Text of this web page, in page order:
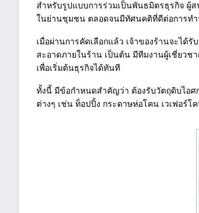
สำหรับรูปแบบการร่วมเป็นพันธมิตรธุรกิจ ผู้
ในย่านชุมชน ตลอดจนมีทัศนคติที่ดีต่อการทำ
เมื่อผ่านการคัดเลือกแล้ว เจ้าของร้านจะได้
สะอาดภายในร้าน เป็นต้น มีทีมงานผู้เชี่ยวช
เพื่อเริ่มต้นธุรกิจได้ทันที
ทั้งนี้ มีข้อกำหนดสำคัญว่า ต้องรับวัตถุดิบไอศ
ต่างๆ เช่น ท็อปปิ้ง กระดาษห่อโคน เวเฟอร์